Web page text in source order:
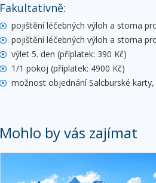
Fakultativně:
pojištění léčebných výloh a storna
pojištění léčebných výloh a storna
výlet 5. den (příplatek: 390 Kč)
1/1 pokoj (příplatek: 4900 Kč)
možnost objednání Salcburské
Mohlo by vás zajímat